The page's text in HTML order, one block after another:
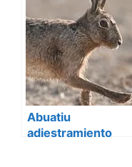
mas
Abuatiu
adiestramiento